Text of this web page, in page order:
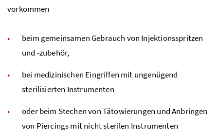
vorkommen
beim gemeinsamen Gebrauch von Injektionsspritzen
und -zubehör,
bei medizinischen Eingriffen mit ungenügend
sterilisierten Instrumenten
oder beim Stechen von Tätowierungen und Anbringen
von Piercings mit nicht sterilen Instrumenten